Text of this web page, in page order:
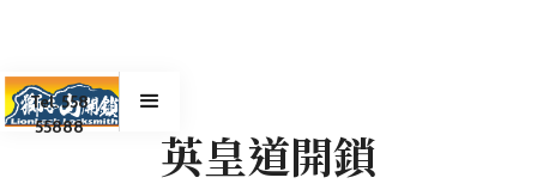
Tel. 558
55888
英皇道開鎖